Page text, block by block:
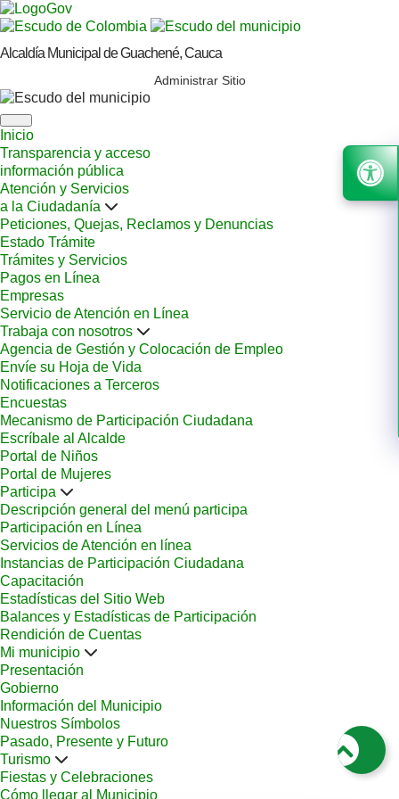
Alcaldía Municipal de Guachené, Cauca
Administrar Sitio
Inicio
Transparencia y acceso
información pública
Atención y Servicios
a la Ciudadanía
Peticiones, Quejas, Reclamos y Denuncias
Estado Trámite
Trámites y Servicios
Pagos en Línea
Empresas
Servicio de Atención en Línea
Trabaja con nosotros
Agencia de Gestión y Colocación de Empleo
Envíe su Hoja de Vida
Notificaciones a Terceros
Encuestas
Mecanismo de Participación Ciudadana
Escríbale al Alcalde
Portal de Niños
Portal de Mujeres
Participa
Descripción general del menú participa
Participación en Línea
Servicios de Atención en línea
Instancias de Participación Ciudadana
Capacitación
Estadísticas del Sitio Web
Balances y Estadísticas de Participación
Rendición de Cuentas
Mi municipio
Presentación
Gobierno
Información del Municipio
Nuestros Símbolos
Pasado, Presente y Futuro
Turismo
Fiestas y Celebraciones
Cómo llegar al Municipio